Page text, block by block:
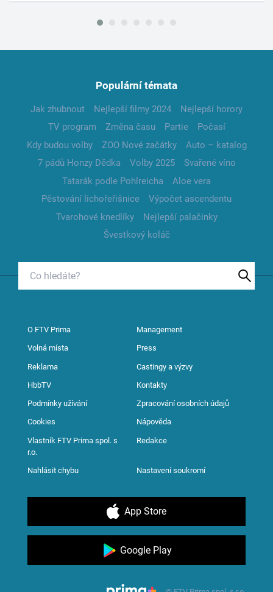
Populární témata
Jak zhubnout Nejlepší filmy 2024
Nejlepší horory
TV program
Změna času Partie
Počasí
Kdy budou volby
ZOO Nové začátky
Auto – katalog
7 pádů Honzy Dědka
Volby 2025
Svařené víno
Tatarák podle Pohlreicha
Aloe vera
Pěstování lichořeřišnice
Výpočet ascendentu
Tvarohové knedlíky
Nejlepší palačinky
Švestkový koláč
O FTV Prima Management
Volná místa Press
Reklama Castingy a výzvy
HbbTV Kontakty
Podmínky užívání Zpracování osobních údajů
Cookies Nápověda
Vlastník FTV Prima spol. s
r.o.
Redakce
Nahlásit chybu Nastavení soukromí
App Store
Google Play